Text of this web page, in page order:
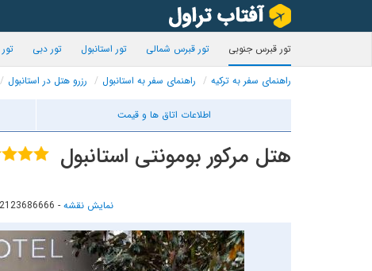
تور قبرس جنوبی تور قبرس شمالی تور استانبول تور دبی
راهنمای سفر به ترکیه راهنمای سفر به استانبول رزرو هتل در استانبول
اطلاعات اتاق ها و قیمت
هتل مرکور بومونتی استانبول
- نمایش نقشه